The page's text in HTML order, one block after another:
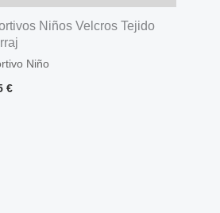
Niños Velcros Tejido
Niño
€